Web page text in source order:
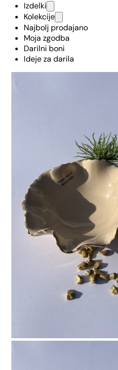
Izdelki
Kolekcije
Najbolj prodajano
Moja zgodba
Darilni boni
Ideje za darila